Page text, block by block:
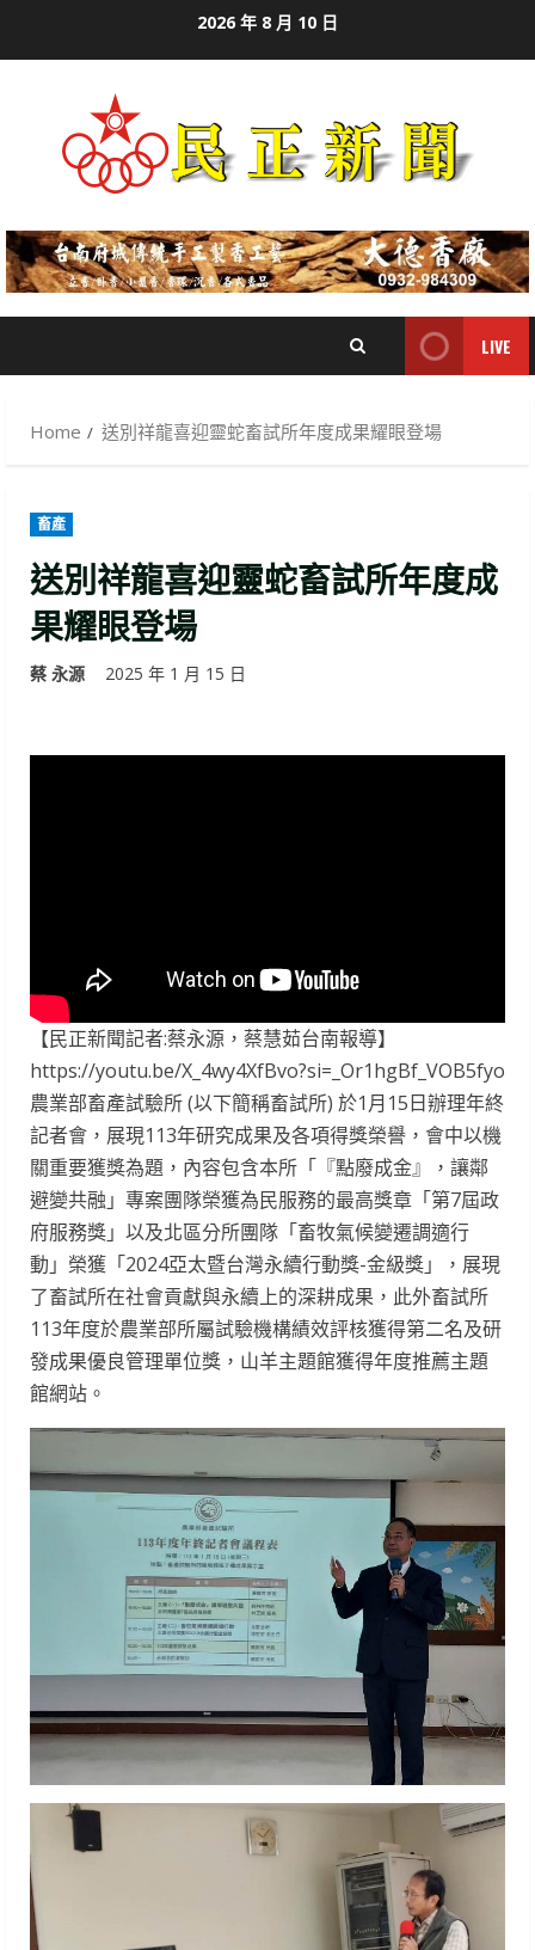
2026 年 8 月 10 日
LIVE
Home 送別祥龍喜迎靈蛇畜試所年度成果耀眼登場
畜產
送別祥龍喜迎靈蛇畜試所年度成
果耀眼登場
蔡 永源 2025 年 1 月 15 日
【民正新聞記者:蔡永源，蔡慧茹台南報導】
https://youtu.be/X_4wy4XfBvo?si=_Or1hgBf_VOB5fyo
農業部畜產試驗所 (以下簡稱畜試所) 於1月15日辦理年終
記者會，展現113年研究成果及各項得獎榮譽，會中以機
關重要獲獎為題，內容包含本所「『點廢成金』，讓鄰
避變共融」專案團隊榮獲為民服務的最高獎章「第7屆政
府服務獎」以及北區分所團隊「畜牧氣候變遷調適行
動」榮獲「2024亞太暨台灣永續行動獎-金級獎」，展現
了畜試所在社會貢獻與永續上的深耕成果，此外畜試所
113年度於農業部所屬試驗機構績效評核獲得第二名及研
發成果優良管理單位獎，山羊主題館獲得年度推薦主題
館網站。